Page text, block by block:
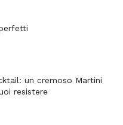
un cremoso Martini
resistere